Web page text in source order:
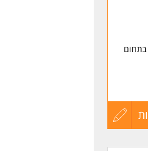
עדכון